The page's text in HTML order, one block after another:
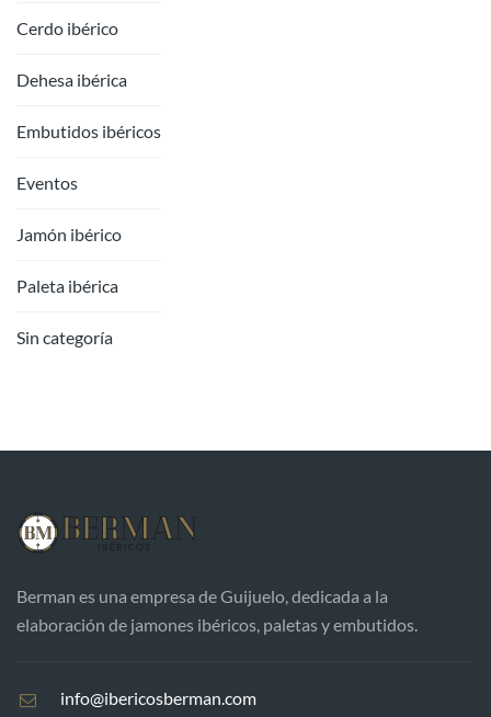
Cerdo ibérico
Dehesa ibérica
Embutidos ibéricos
Eventos
Jamón ibérico
Paleta ibérica
Sin categoría
Berman es una empresa de Guijuelo, dedicada a la
elaboración de jamones ibéricos, paletas y embutidos.
info@ibericosberman.com